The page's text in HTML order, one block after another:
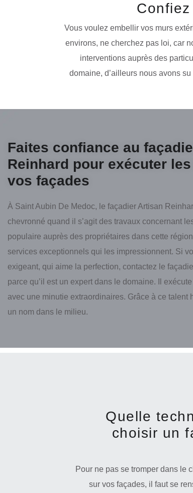
Vous voulez embellir vos murs
environs, ne cherchez pas loi, car
interventions auprès des
domaine, d’ailleurs nous avons
Faites confiance au
Reinhard pour exécuter
vos façades
À Saint Aubin De Medoc, le façadier Artisan
chevronné quand il s’agit des travaux concernant
populaire auprès des propriétaires dans cette
services exceptionnels qui les impressionnent. Si
exigeant, qui aime la perfection, contactez le
parce qu’il est un expert dans le domaine. Il
avec une minutie extraordinaires. Grâce à ce talent
un nom dans le milieu.
Quelle
choisir un
Pour ne pas se tromper dans le
sur vos façades, il faut se